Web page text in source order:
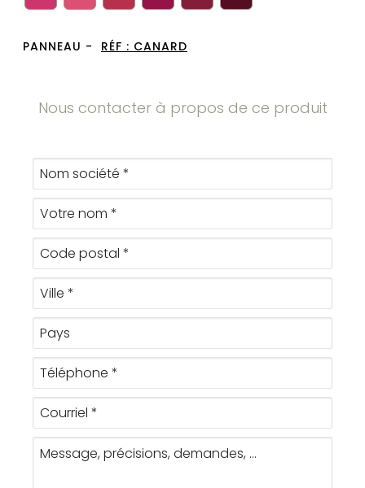
PANNEAU - RÉF : CANARD
Nous contacter à propos de ce produit